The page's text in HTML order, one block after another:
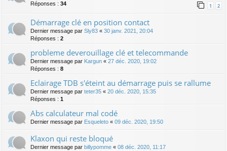
Réponses : 34 1 2
Démarrage clé en position contact
Dernier message par Sly83 « 30 janv. 2021, 20:04
Réponses : 2
probleme deverouillage clé et telecommande
Dernier message par Kargun « 27 déc. 2020, 19:02
Réponses : 8
Eclairage TDB s'éteint au démarrage puis se rallume
Dernier message par teter35 « 20 déc. 2020, 15:35
Réponses : 1
Abs calculateur mal codé
Dernier message par Esqueleto « 09 déc. 2020, 19:50
Klaxon qui reste bloqué
Dernier message par billypomme « 08 déc. 2020, 11:17